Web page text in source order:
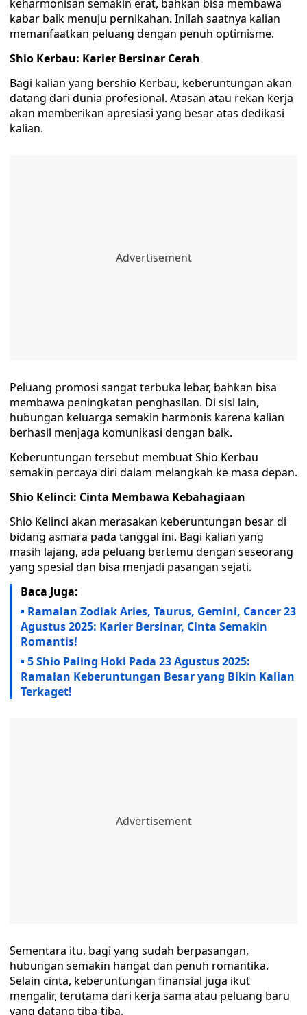
keharmonisan semakin erat, bahkan bisa membawa
kabar baik menuju pernikahan. Inilah saatnya kalian
memanfaatkan peluang dengan penuh optimisme.
Shio Kerbau: Karier Bersinar Cerah
Bagi kalian yang bershio Kerbau, keberuntungan akan
datang dari dunia profesional. Atasan atau rekan kerja
akan memberikan apresiasi yang besar atas dedikasi
kalian.
Peluang promosi sangat terbuka lebar, bahkan bisa
membawa peningkatan penghasilan. Di sisi lain,
hubungan keluarga semakin harmonis karena kalian
berhasil menjaga komunikasi dengan baik.
Keberuntungan tersebut membuat Shio Kerbau
semakin percaya diri dalam melangkah ke masa depan.
Shio Kelinci: Cinta Membawa Kebahagiaan
Shio Kelinci akan merasakan keberuntungan besar di
bidang asmara pada tanggal ini. Bagi kalian yang
masih lajang, ada peluang bertemu dengan seseorang
yang spesial dan bisa menjadi pasangan sejati.
Baca Juga:
Ramalan Zodiak Aries, Taurus, Gemini, Cancer 23
Agustus 2025: Karier Bersinar, Cinta Semakin
Romantis!
5 Shio Paling Hoki Pada 23 Agustus 2025:
Ramalan Keberuntungan Besar yang Bikin Kalian
Terkaget!
Sementara itu, bagi yang sudah berpasangan,
hubungan semakin hangat dan penuh romantika.
Selain cinta, keberuntungan finansial juga ikut
mengalir, terutama dari kerja sama atau peluang baru
yang datang tiba-tiba.